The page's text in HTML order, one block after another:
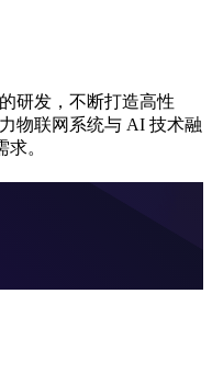
研发，不断打造高性
物联网系统与 AI 技术融
。